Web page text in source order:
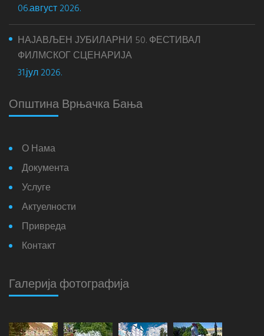
06.август 2026.
НАЈАВЉЕН ЈУБИЛАРНИ 50. ФЕСТИВАЛ
ФИЛМСКОГ СЦЕНАРИЈА
31.јул 2026.
Општина Врњачка Бања
О Нама
Документа
Услуге
Актуелности
Привреда
Контакт
Галерија фотографија